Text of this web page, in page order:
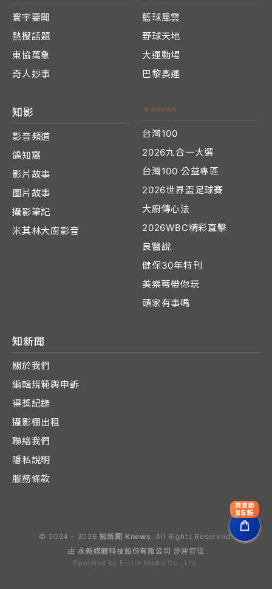
寰宇要聞
熱搜話題
東協萬象
奇人妙事
籃球風雲
野球天地
大運動場
巴黎奧運
知影
影音頻道
鴿知窩
影片故事
圖片故事
攝影筆記
米其林大廚影音
台灣100
2026九合一大選
台灣100 公益專區
2026世界盃足球賽
大廚傳心法
2026WBC精彩直擊
良醫說
健保30年特刊
美樂蒂帶你玩
頭家有事嗎
知新聞
關於我們
編輯規範與申訴
得獎紀錄
攝影棚出租
聯絡我們
隱私說明
服務條款
© 2024 - 2026 知新聞 Knews . All Rights Reserved.
由 永新媒體科技股份有限公司 營運管理
Operated by E-Lite Media Co., Ltd.
爽夏節
85折